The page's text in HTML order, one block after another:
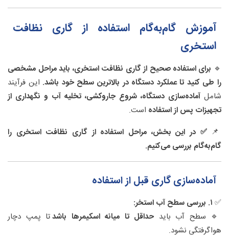
آموزش گام‌به‌گام استفاده از گاری نظافت
استخری
🔹 برای استفاده صحیح از گاری نظافت استخری، باید مراحل مشخصی
را طی کنید تا عملکرد دستگاه در بالاترین سطح خود باشد. این فرآیند
شامل آماده‌سازی دستگاه، شروع جاروکشی، تخلیه آب و نگهداری از
تجهیزات پس از استفاده است.
📌✅ در این بخش، مراحل استفاده از گاری نظافت استخری را
گام‌به‌گام بررسی می‌کنیم.
آماده‌سازی گاری قبل از استفاده
✅ ۱. بررسی سطح آب استخر:
🔹 سطح آب باید حداقل تا میانه اسکیمرها باشدتا پمپ دچار
هواگرفتگی نشود.